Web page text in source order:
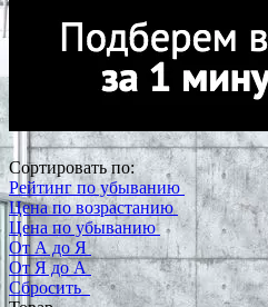
Сортировать по:
Рейтинг по убыванию
Цена по возрастанию
Цена по убыванию
От А до Я
От Я до А
Сбросить